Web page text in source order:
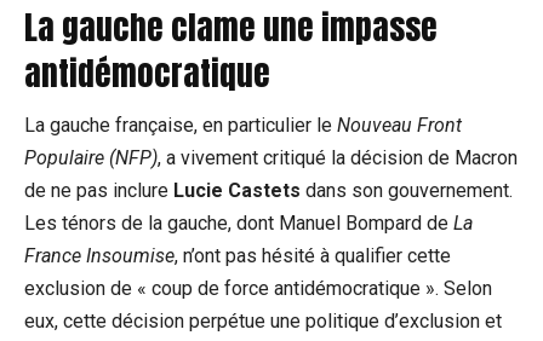
La gauche clame une impasse
antidémocratique
La gauche française, en particulier le Nouveau Front
Populaire (NFP), a vivement critiqué la décision de Macron
de ne pas inclure Lucie Castets dans son gouvernement.
Les ténors de la gauche, dont Manuel Bompard de La
France Insoumise, n’ont pas hésité à qualifier cette
exclusion de « coup de force antidémocratique ». Selon
eux, cette décision perpétue une politique d’exclusion et